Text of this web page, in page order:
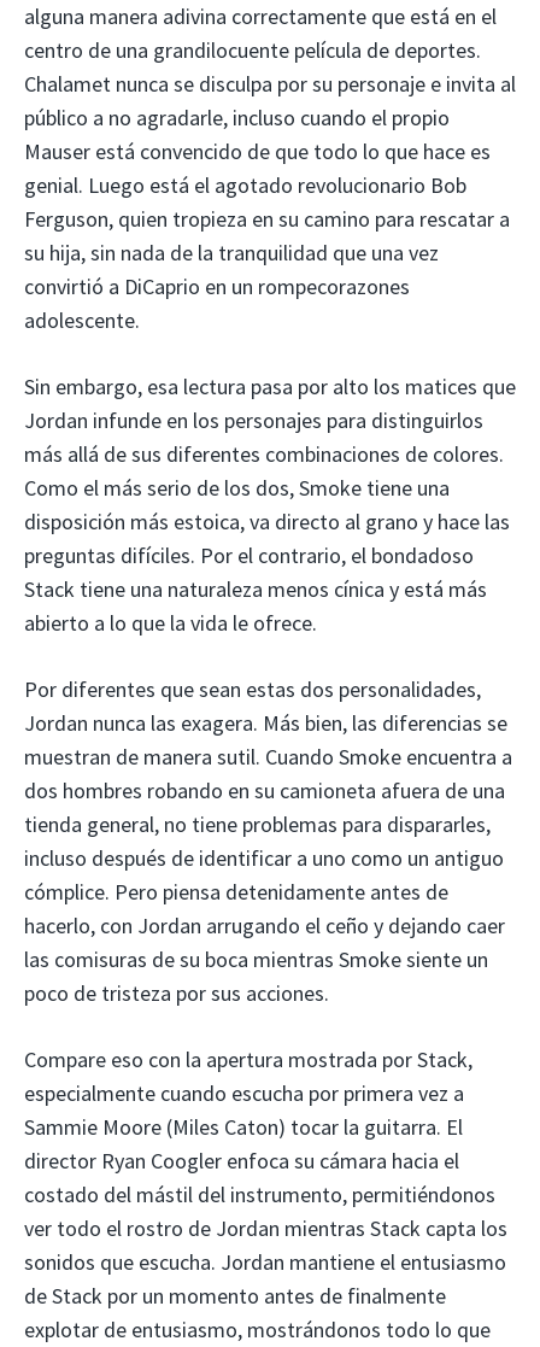
alguna manera adivina correctamente que está en el
centro de una grandilocuente película de deportes.
Chalamet nunca se disculpa por su personaje e invita al
público a no agradarle, incluso cuando el propio
Mauser está convencido de que todo lo que hace es
genial. Luego está el agotado revolucionario Bob
Ferguson, quien tropieza en su camino para rescatar a
su hija, sin nada de la tranquilidad que una vez
convirtió a DiCaprio en un rompecorazones
adolescente.
Sin embargo, esa lectura pasa por alto los matices que
Jordan infunde en los personajes para distinguirlos
más allá de sus diferentes combinaciones de colores.
Como el más serio de los dos, Smoke tiene una
disposición más estoica, va directo al grano y hace las
preguntas difíciles. Por el contrario, el bondadoso
Stack tiene una naturaleza menos cínica y está más
abierto a lo que la vida le ofrece.
Por diferentes que sean estas dos personalidades,
Jordan nunca las exagera. Más bien, las diferencias se
muestran de manera sutil. Cuando Smoke encuentra a
dos hombres robando en su camioneta afuera de una
tienda general, no tiene problemas para dispararles,
incluso después de identificar a uno como un antiguo
cómplice. Pero piensa detenidamente antes de
hacerlo, con Jordan arrugando el ceño y dejando caer
las comisuras de su boca mientras Smoke siente un
poco de tristeza por sus acciones.
Compare eso con la apertura mostrada por Stack,
especialmente cuando escucha por primera vez a
Sammie Moore (Miles Caton) tocar la guitarra. El
director Ryan Coogler enfoca su cámara hacia el
costado del mástil del instrumento, permitiéndonos
ver todo el rostro de Jordan mientras Stack capta los
sonidos que escucha. Jordan mantiene el entusiasmo
de Stack por un momento antes de finalmente
explotar de entusiasmo, mostrándonos todo lo que